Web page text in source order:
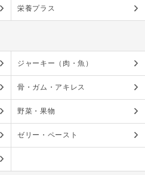
栄養プラス
ジャーキー（肉・魚）
骨・ガム・アキレス
野菜・果物
ゼリー・ペースト